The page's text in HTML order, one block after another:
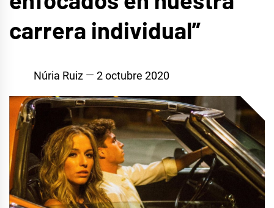
carrera individual”
Núria Ruiz 2 octubre 2020